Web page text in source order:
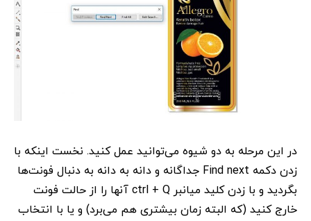
در این مرحله به دو شیوه می‌توانید عمل کنید. نخست اینکه با
زدن دکمه Find next جداگانه و دانه به دانه به دنبال فونت‌ها
بگردید و با زدن کلید میانبر ctrl + Q آنها را از حالت فونت
خارج کنید (که البته زمان بیشتری هم می‌برد) و یا با انتخاب